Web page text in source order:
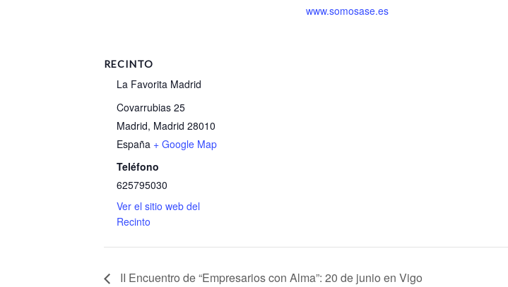
www.somosase.es
RECINTO
La Favorita Madrid
Covarrubias 25
Madrid, Madrid 28010
España + Google Map
Teléfono
625795030
Ver el sitio web del
Recinto
II Encuentro de “Empresarios con Alma”: 20 de junio en Vigo